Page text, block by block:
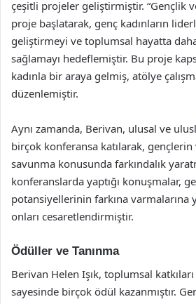
çeşitli projeler geliştirmiştir. “Gençlik
proje başlatarak, genç kadınların
geliştirmeyi ve toplumsal hayatta
sağlamayı hedeflemiştir. Bu proje
kadınla bir araya gelmiş, atölye
düzenlemiştir.
Aynı zamanda, Berivan, ulusal ve
birçok konferansa katılarak, gençlerin
savunma konusunda farkındalık
konferanslarda yaptığı konuşmalar,
potansiyellerinin farkına varmalarına
onları cesaretlendirmiştir.
Ödüller ve Tanınma
Berivan Helen Işık, toplumsal
sayesinde birçok ödül kazanmıştır.